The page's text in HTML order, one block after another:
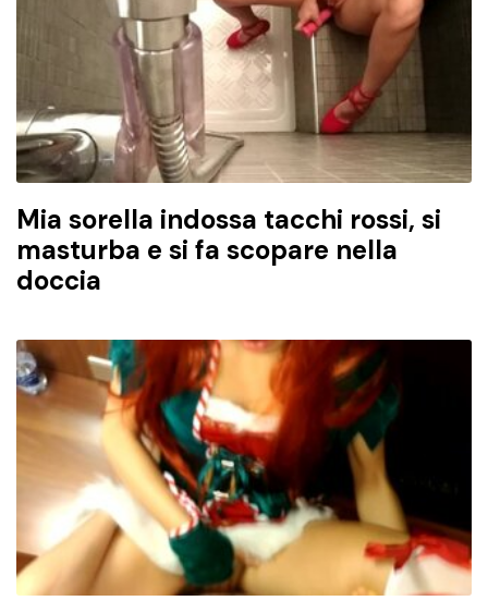
Mia sorella indossa tacchi rossi, si
masturba e si fa scopare nella
doccia